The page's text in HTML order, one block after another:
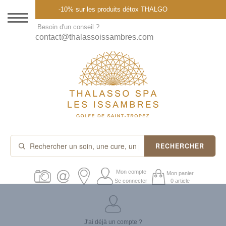
DESTINATION
THALASSO SPA
CURES ET FORFAITS
SOINS À LA CARTE
ABONNEMENTS
PROMOS
-10% sur les produits détox THALGO
Besoin d'un conseil ?
contact@thalassoissambres.com
RECHERCHER
Mon compte
Se connecter
Mon panier
0 article
J'ai déjà un compte ?